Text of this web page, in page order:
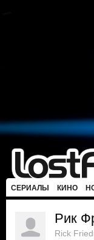
СЕРИАЛЫ КИНО
Рик
Rick